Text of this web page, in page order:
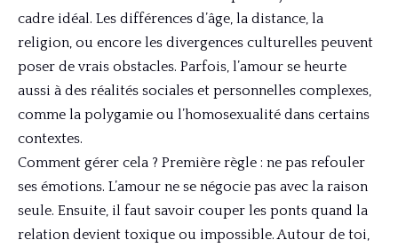
cadre idéal. Les différences d’âge, la distance, la
religion, ou encore les divergences culturelles peuvent
poser de vrais obstacles. Parfois, l’amour se heurte
aussi à des réalités sociales et personnelles complexes,
comme la polygamie ou l’homosexualité dans certains
contextes.
Comment gérer cela ? Première règle : ne pas refouler
ses émotions. L’amour ne se négocie pas avec la raison
seule. Ensuite, il faut savoir couper les ponts quand la
relation devient toxique ou impossible. Autour de toi,